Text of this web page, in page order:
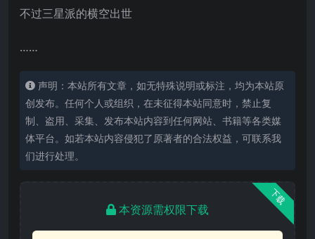
不过三星派的横空出世
……
声明：本站所有文章，如无特殊说明或标注，均为本站原
创发布。任何个人或组织，在未征得本站同意时，禁止复
制、盗用、采集、发布本站内容到任何网站、书籍等各类媒
体平台。如若本站内容侵犯了原著者的合法权益，可联系我
们进行处理。
下载
本资源需权限下载